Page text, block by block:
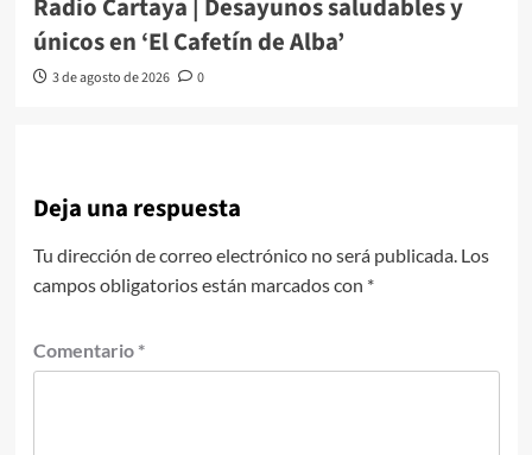
Radio Cartaya | Desayunos saludables y
únicos en ‘El Cafetín de Alba’
3 de agosto de 2026 0
Deja una respuesta
Tu dirección de correo electrónico no será publicada. Los
campos obligatorios están marcados con *
Comentario *